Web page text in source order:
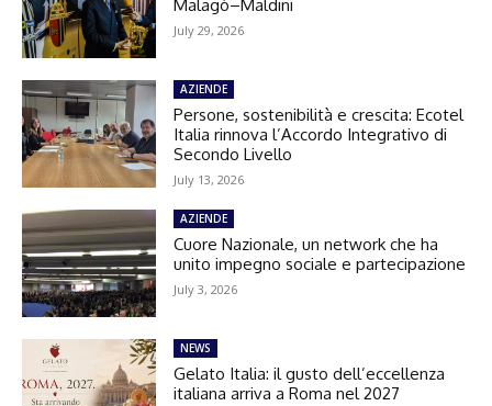
Malagò–Maldini
July 29, 2026
AZIENDE
Persone, sostenibilità e crescita: Ecotel
Italia rinnova l’Accordo Integrativo di
Secondo Livello
July 13, 2026
AZIENDE
Cuore Nazionale, un network che ha
unito impegno sociale e partecipazione
July 3, 2026
NEWS
Gelato Italia: il gusto dell’eccellenza
italiana arriva a Roma nel 2027